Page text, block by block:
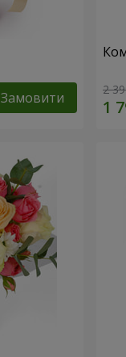
Замовити 2